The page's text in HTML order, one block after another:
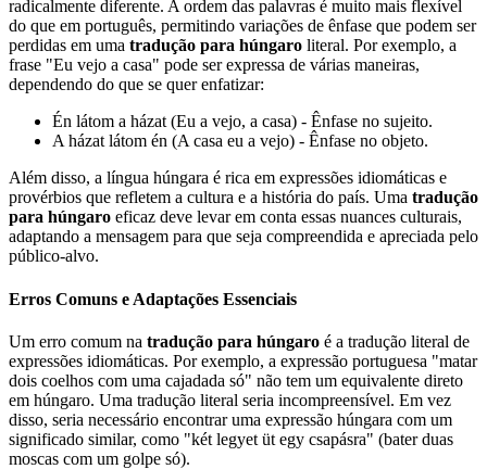
radicalmente diferente. A ordem das palavras é muito mais flexível
do que em português, permitindo variações de ênfase que podem ser
perdidas em uma tradução para húngaro literal. Por exemplo, a
frase "Eu vejo a casa" pode ser expressa de várias maneiras,
dependendo do que se quer enfatizar:
Én látom a házat (Eu a vejo, a casa) - Ênfase no sujeito.
A házat látom én (A casa eu a vejo) - Ênfase no objeto.
Além disso, a língua húngara é rica em expressões idiomáticas e
provérbios que refletem a cultura e a história do país. Uma tradução
para húngaro eficaz deve levar em conta essas nuances culturais,
adaptando a mensagem para que seja compreendida e apreciada pelo
público-alvo.
Erros Comuns e Adaptações Essenciais
Um erro comum na tradução para húngaro é a tradução literal de
expressões idiomáticas. Por exemplo, a expressão portuguesa "matar
dois coelhos com uma cajadada só" não tem um equivalente direto
em húngaro. Uma tradução literal seria incompreensível. Em vez
disso, seria necessário encontrar uma expressão húngara com um
significado similar, como "két legyet üt egy csapásra" (bater duas
moscas com um golpe só).